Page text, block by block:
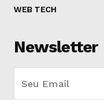
WEB TECH
Newsletter